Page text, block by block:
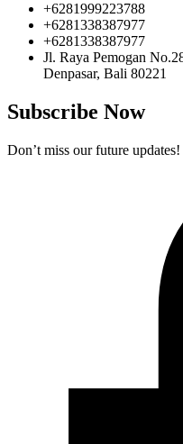
+6281999223788
+6281338387977
+6281338387977
Jl. Raya Pemogan
Denpasar, Bali 80221
Subscribe Now
Don’t miss our future